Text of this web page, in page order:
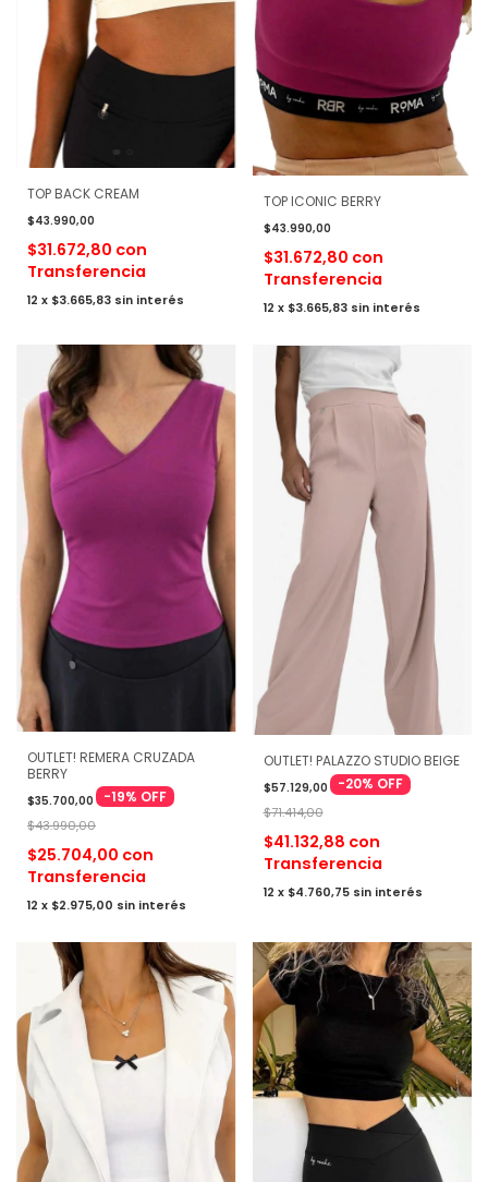
TOP BACK CREAM
$43.990,00
$31.672,80 con
Transferencia
12 x $3.665,83 sin interés
TOP ICONIC BERRY
$43.990,00
$31.672,80 con
Transferencia
12 x $3.665,83 sin interés
OUTLET! REMERA CRUZADA
BERRY
$35.700,00 -19% OFF
$43.990,00
$25.704,00 con
Transferencia
12 x $2.975,00 sin interés
OUTLET! PALAZZO STUDIO BEIGE
$57.129,00 -20% OFF
$71.414,00
$41.132,88 con
Transferencia
12 x $4.760,75 sin interés